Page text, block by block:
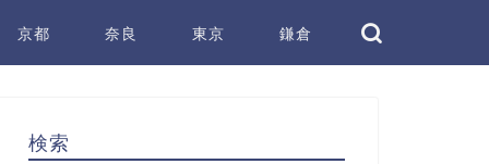
京都 奈良 東京 鎌倉
検索